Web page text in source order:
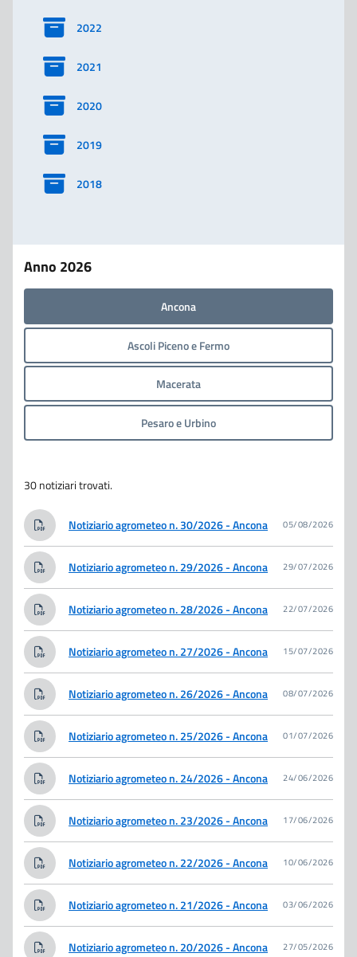
2022
2021
2020
2019
2018
Anno 2026
Ancona
Ascoli Piceno e Fermo
Macerata
Pesaro e Urbino
30 notiziari trovati.
Notiziario agrometeo n. 30/2026 - Ancona 05/08/2026
Notiziario agrometeo n. 29/2026 - Ancona 29/07/2026
Notiziario agrometeo n. 28/2026 - Ancona 22/07/2026
Notiziario agrometeo n. 27/2026 - Ancona 15/07/2026
Notiziario agrometeo n. 26/2026 - Ancona 08/07/2026
Notiziario agrometeo n. 25/2026 - Ancona 01/07/2026
Notiziario agrometeo n. 24/2026 - Ancona 24/06/2026
Notiziario agrometeo n. 23/2026 - Ancona 17/06/2026
Notiziario agrometeo n. 22/2026 - Ancona 10/06/2026
Notiziario agrometeo n. 21/2026 - Ancona 03/06/2026
Notiziario agrometeo n. 20/2026 - Ancona 27/05/2026